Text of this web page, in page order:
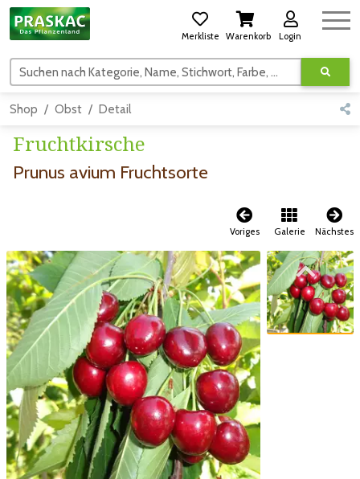
Merkliste Warenkorb Login
Suchen nach Kategorie, Name, Stichwort, Farbe, usw.
Shop Obst Detail
Fruchtkirsche
Prunus avium Fruchtsorte
Voriges Galerie Nächstes
Zum vorigen Bild